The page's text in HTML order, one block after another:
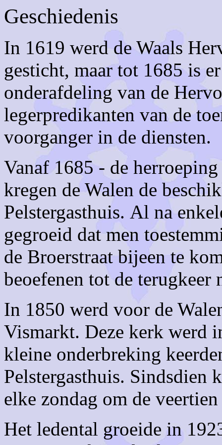
Geschiedenis
In 1619 werd de Waals
gesticht, maar tot 1685 is
onderafdeling van de
legerpredikanten van de
voorganger in de diensten.
Vanaf 1685 - de
kregen de Walen de
Pelstergasthuis. Al na
gegroeid dat men
de Broerstraat bijeen te
beoefenen tot de terugkeer
In 1850 werd voor de
Vismarkt. Deze kerk werd
kleine onderbreking
Pelstergasthuis. Sindsdien
elke zondag om de veertien
Het ledental groeide in